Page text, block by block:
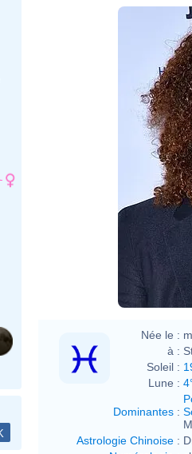
Née le :
à :
Soleil :
Lune :
Dominantes :
Astrologie Chinoise :